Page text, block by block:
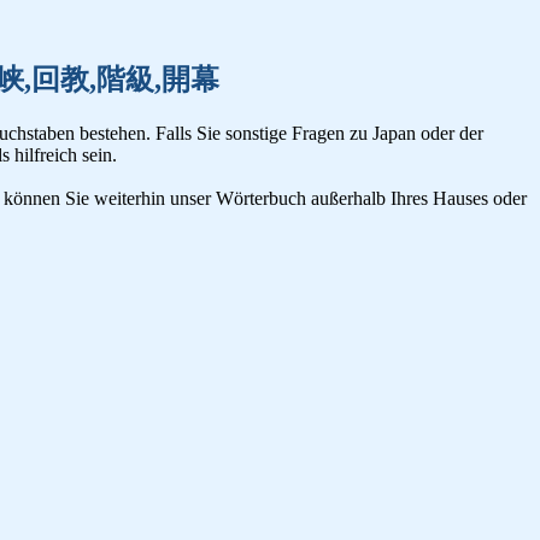
,回教,階級,開幕
bestehen. Falls Sie sonstige Fragen zu Japan oder der
hilfreich sein.
Sie weiterhin unser Wörterbuch außerhalb Ihres Hauses oder